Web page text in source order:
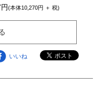
(本体10,270円 ＋ 税)
いいね